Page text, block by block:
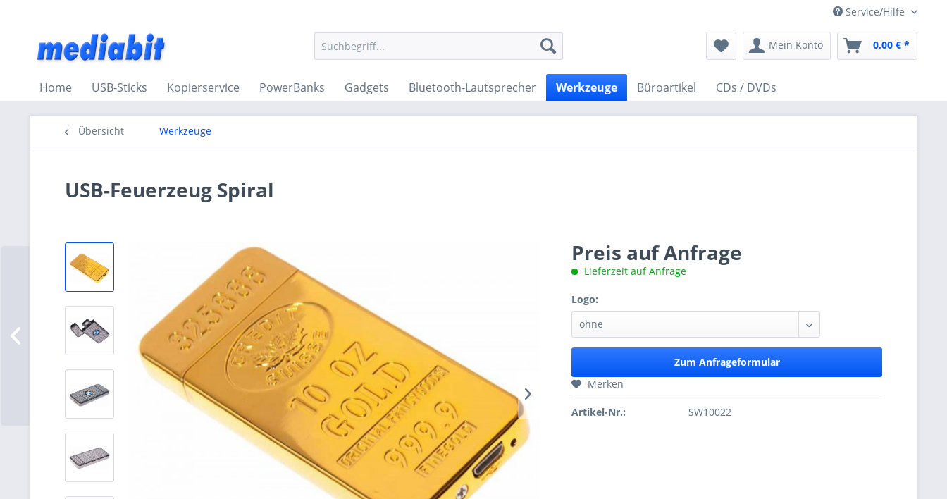
Service/Hilfe
Mein Konto 0,00 € *
Home USB-Sticks Kopierservice PowerBanks Gadgets Bluetooth-Lautsprecher Werkzeuge Büroartikel CDs / DVDs
Übersicht Werkzeuge
USB-Feuerzeug Spiral
Preis auf Anfrage
Lieferzeit auf Anfrage
Logo:
Zum Anfrageformular
Merken
Artikel-Nr.: SW10022